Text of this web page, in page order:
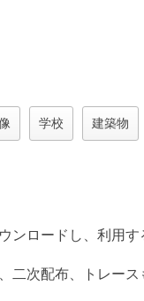
学校 建築物
ンロードし、利用す
二次配布、トレース